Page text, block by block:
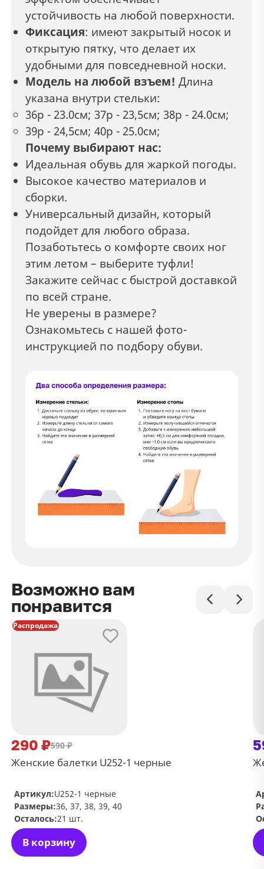
устойчивость на любой поверхности.
Фиксация: имеют закрытый носок и
открытую пятку, что делает их
удобными для повседневной носки.
Модель на любой взъем! Длина
указана внутри стельки:
36р - 23.0см; 37р - 23,5см; 38р - 24.0см;
39р - 24,5см; 40р - 25.0cм;
Почему выбирают нас:
Идеальная обувь для жаркой погоды.
Высокое качество материалов и
сборки.
Универсальный дизайн, который
подойдет для любого образа.
Позаботьтесь о комфорте своих ног
этим летом – выберите туфли!
Закажите сейчас с быстрой доставкой
по всей стране.
Не уверены в размере?
Ознакомьтесь с нашей фото-
инструкцией по подбору обуви.
Возможно вам
понравится
Распродажа
290 ₽590 ₽
Женские балетки U252-1 черные
В корзину
Артикул:U252-1 черные
Размеры:36, 37, 38, 39, 40
Осталось:21 шт.